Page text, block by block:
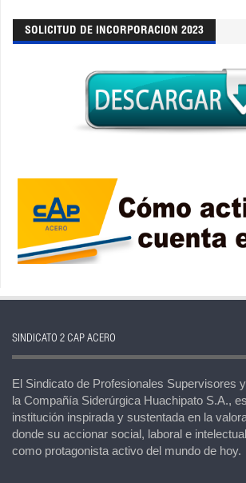
SOLICITUD DE INCORPORACION 2023
SINDICATO 2 CAP ACERO
El Sindicato de Profesionales Supervisores
la Compañía Siderúrgica Huachipato S.A.,
institución inspirada y sustentada en la
donde su accionar social, laboral e
como protagonista activo del mundo de hoy.